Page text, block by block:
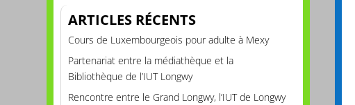
ARTICLES RÉCENTS
Cours de Luxembourgeois pour adulte à Mexy
Partenariat entre la médiathèque et la
Bibliothèque de l’IUT Longwy
Rencontre entre le Grand Longwy, l’IUT de Longwy